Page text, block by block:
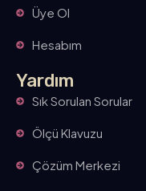
Üye Ol
Hesabım
Yardım
Sık Sorulan Sorular
Ölçü Klavuzu
Çözüm Merkezi